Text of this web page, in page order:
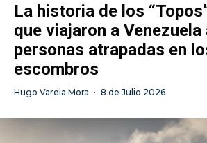
La historia de los
que viajaron a
personas atrapadas en
escombros
Hugo Varela Mora · 8 de Julio 2026